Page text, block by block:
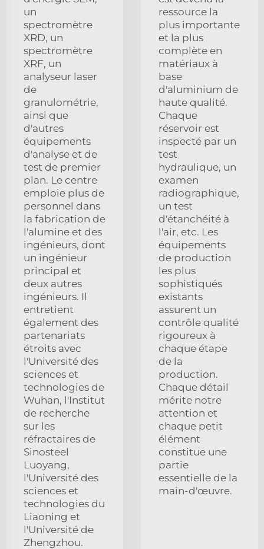
un
spectromètre
XRD, un
spectromètre
XRF, un
analyseur laser
de
granulométrie,
ainsi que
d'autres
équipements
d'analyse et de
test de premier
plan. Le centre
emploie plus de
personnel dans
la fabrication de
l'alumine et des
ingénieurs, dont
un ingénieur
principal et
deux autres
ingénieurs. Il
entretient
également des
partenariats
étroits avec
l'Université des
sciences et
technologies de
Wuhan, l'Institut
de recherche
sur les
réfractaires de
Sinosteel
Luoyang,
l'Université des
sciences et
technologies du
Liaoning et
l'Université de
Zhengzhou.
ressource la
plus importante
et la plus
complète en
matériaux à
base
d'aluminium de
haute qualité.
Chaque
réservoir est
inspecté par un
test
hydraulique, un
examen
radiographique,
un test
d'étanchéité à
l'air, etc. Les
équipements
de production
les plus
sophistiqués
existants
assurent un
contrôle qualité
rigoureux à
chaque étape
de la
production.
Chaque détail
mérite notre
attention et
chaque petit
élément
constitue une
partie
essentielle de la
main-d'œuvre.